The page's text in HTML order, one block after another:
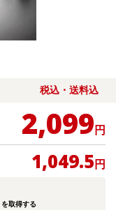
税込・送料込
2,099円
1,049.5円
を取得する